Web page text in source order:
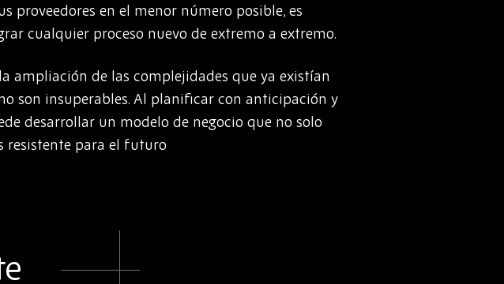
proveedores en el menor número posible, es
cualquier proceso nuevo de extremo a extremo.
ampliación de las complejidades que ya existían
son insuperables. Al planificar con anticipación y
desarrollar un modelo de negocio que no solo
resistente para el futuro